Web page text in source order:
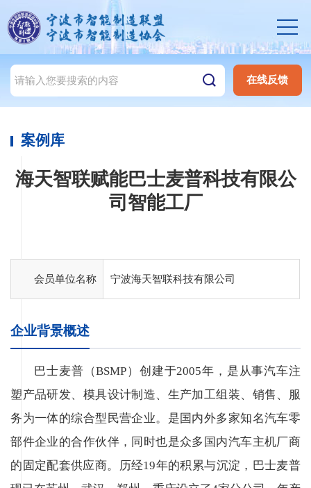
在线反馈
案例库
海天智联赋能巴士麦普科技有限公
司智能工厂
会员单位名称 宁波海天智联科技有限公司
企业背景概述
巴士麦普（BSMP）创建于2005年，是从事汽车注
塑产品研发、模具设计制造、生产加工组装、销售、服
务为一体的综合型民营企业。是国内外多家知名汽车零
部件企业的合作伙伴，同时也是众多国内汽车主机厂商
的固定配套供应商。历经19年的积累与沉淀，巴士麦普